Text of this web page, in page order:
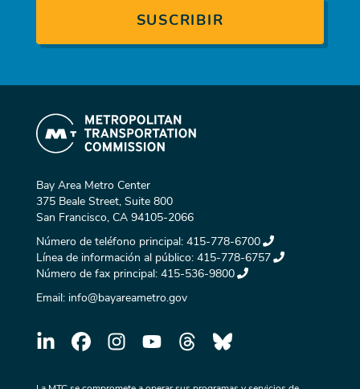
Bay Area Metro Center
375 Beale Street, Suite 800
San Francisco, CA 94105-2066
Número de teléfono principal: 415-778-6700
Línea de información al público: 415-778-6757
Número de fax principal: 415-536-9800
Email: info@bayareametro.gov